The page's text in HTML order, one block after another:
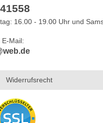
16.00 - 19.00 Uhr und
Mail:
Widerrufsrecht